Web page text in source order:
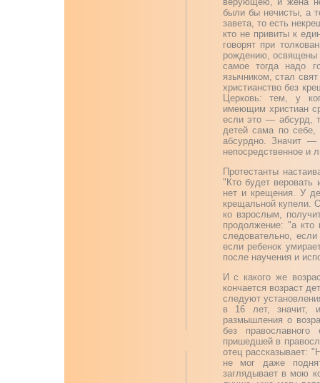
были бы нечисты, а
завета, то есть
кто не привиты к
говорят при
рождению, освящены
самое тогда надо
язычником, стал
христианство без
Церковь: тем, у
имеющим христиан
если это — абсурд,
детей сама по себе,
абсурдно. Значит —
непосредственное и
Протестанты
"Кто будет
нет и крещения. У
крещальной купели.
ко взрослым,
продолжение: "а кто
следовательно,
если ребенок
после научения и
И с какого же
кончается возраст
следуют
в 16 лет, значит,
размышления о
без
пришедшей в
отец рассказывает:
не мог даже
заглядывает в мою